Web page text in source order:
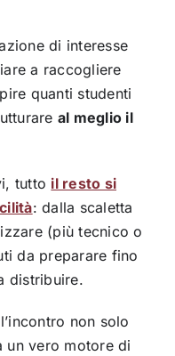
di interesse
a raccogliere
quanti studenti
al meglio il
tutto il resto si
: dalla scaletta
(più tecnico o
da preparare fino
distribuire.
non solo
un vero motore di